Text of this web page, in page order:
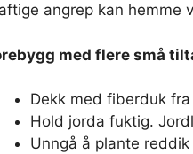
angrep kan hemme
med flere små
Dekk med fiberduk
Hold jorda fuktig.
Unngå å plante